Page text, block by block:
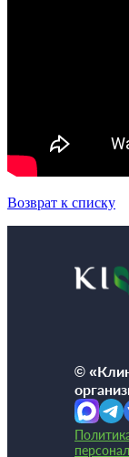
Возврат к списку
©